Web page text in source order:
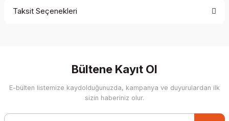
Taksit Seçenekleri
Bültene Kayıt Ol
E-bülten listemize kaydolduğunuzda, kampanya ve duyurulardan ilk
sizin haberiniz olur.